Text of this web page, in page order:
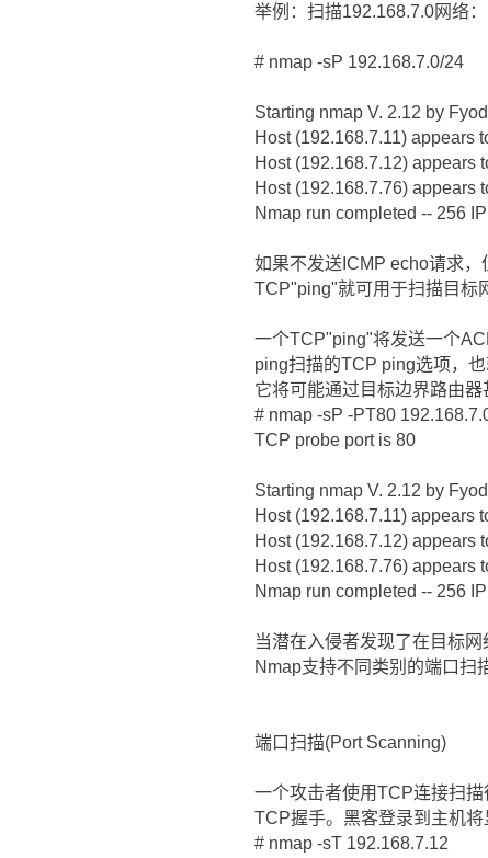
举例：扫描192.168.7.0网络：
# nmap -sP 192.168.7.0/24
Starting nmap V. 2.12 by
Host (192.168.7.11) appears
Host (192.168.7.12) appears
Host (192.168.7.76) appears
Nmap run completed -- 256
如果不发送ICMP echo请求
TCP"ping"就可用于扫描目标
一个TCP"ping"将发送一个
ping扫描的TCP ping选项，
它将可能通过目标边界路由
# nmap -sP -PT80
TCP probe port is 80
Starting nmap V. 2.12 by
Host (192.168.7.11) appears
Host (192.168.7.12) appears
Host (192.168.7.76) appears
Nmap run completed -- 256
当潜在入侵者发现了在目标
Nmap支持不同类别的端口扫
端口扫描(Port Scanning)
一个攻击者使用TCP连接扫
TCP握手。黑客登录到主机
# nmap -sT 192.168.7.12